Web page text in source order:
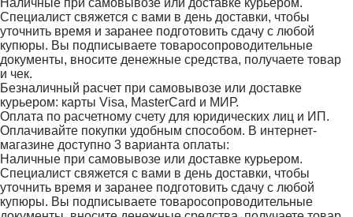
Специалист свяжется с вами в день доставки, чтобы
уточнить время и заранее подготовить сдачу с любой
купюры. Вы подписываете товаросопроводительные
документы, вносите денежные средства, получаете товар
и чек.
Безналичный расчет при самовывозе или доставке
курьером: карты Visa, MasterCard и МИР.
Оплата по расчетному счету для юридических лиц и ИП.
Оплачивайте покупки удобным способом. В интернет-
магазине доступно 3 варианта оплаты:
Наличные при самовывозе или доставке курьером.
Специалист свяжется с вами в день доставки, чтобы
уточнить время и заранее подготовить сдачу с любой
купюры. Вы подписываете товаросопроводительные